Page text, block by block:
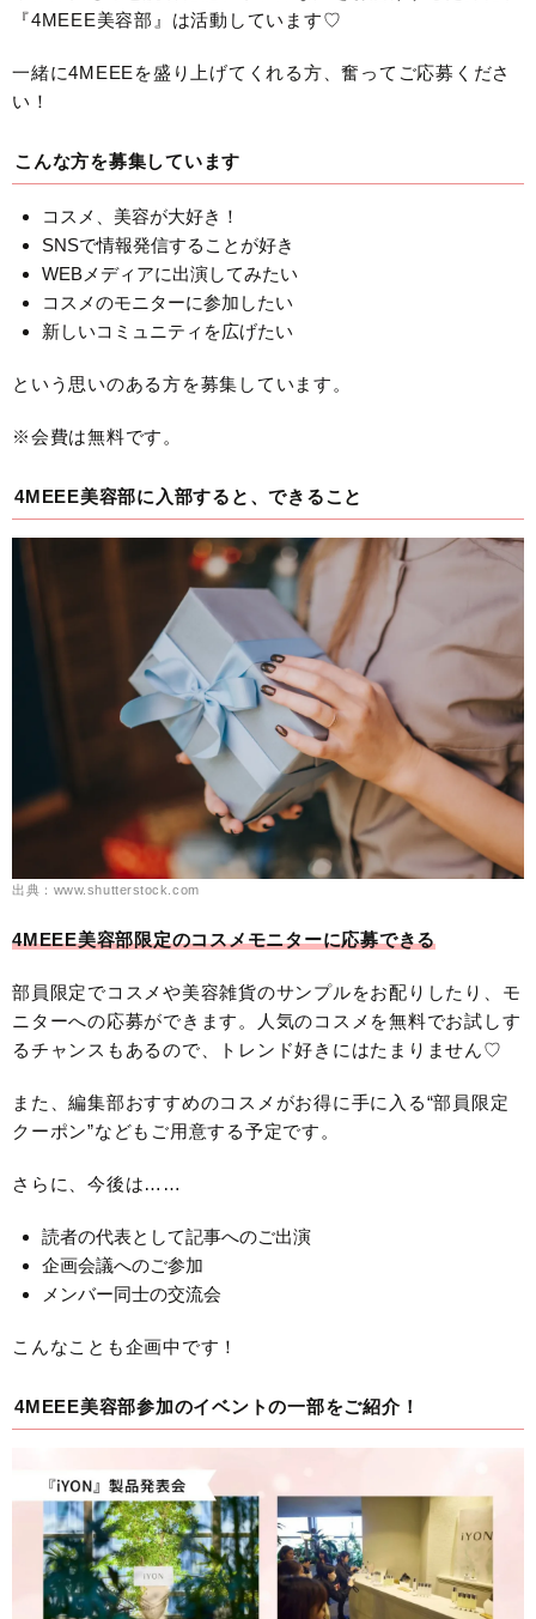
『4MEEE美容部』は活動しています♡
一緒に4MEEEを盛り上げてくれる方、奮ってご応募くださ
い！
こんな方を募集しています
コスメ、美容が大好き！
SNSで情報発信することが好き
WEBメディアに出演してみたい
コスメのモニターに参加したい
新しいコミュニティを広げたい
という思いのある方を募集しています。
※会費は無料です。
4MEEE美容部に入部すると、できること
出典：www.shutterstock.com
4MEEE美容部限定のコスメモニターに応募できる
部員限定でコスメや美容雑貨のサンプルをお配りしたり、モ
ニターへの応募ができます。人気のコスメを無料でお試しす
るチャンスもあるので、トレンド好きにはたまりません♡
また、編集部おすすめのコスメがお得に手に入る“部員限定
クーポン”などもご用意する予定です。
さらに、今後は……
読者の代表として記事へのご出演
企画会議へのご参加
メンバー同士の交流会
こんなことも企画中です！
4MEEE美容部参加のイベントの一部をご紹介！